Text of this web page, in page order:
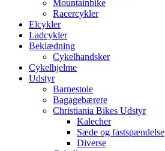
Mountainbike
Racercykler
Elcykler
Ladcykler
Beklædning
Cykelhandsker
Cykelhjelme
Udstyr
Barnestole
Bagagebærere
Christiania Bikes Udstyr
Kalecher
Sæde og fastspændelse
Diverse